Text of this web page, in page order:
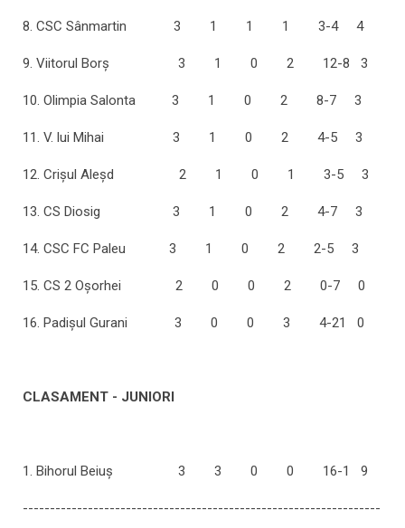
8. CSC Sânmartin 3 1 1 1 3-4 4
9. Viitorul Borş 3 1 0 2 12-8 3
10. Olimpia Salonta 3 1 0 2 8-7 3
11. V. lui Mihai 3 1 0 2 4-5 3
12. Crişul Aleşd 2 1 0 1 3-5 3
13. CS Diosig 3 1 0 2 4-7 3
14. CSC FC Paleu 3 1 0 2 2-5 3
15. CS 2 Oşorhei 2 0 0 2 0-7 0
16. Padișul Gurani 3 0 0 3 4-21 0
CLASAMENT - JUNIORI
1. Bihorul Beiuş 3 3 0 0 16-1 9
------------------------------------------------------------------